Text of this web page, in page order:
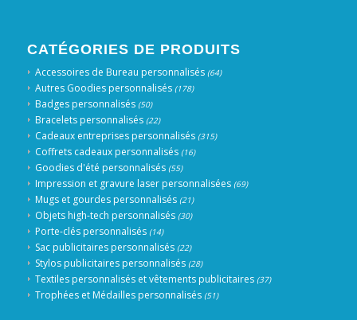
CATÉGORIES DE PRODUITS
Accessoires de Bureau personnalisés (64)
Autres Goodies personnalisés (178)
Badges personnalisés (50)
Bracelets personnalisés (22)
Cadeaux entreprises personnalisés (315)
Coffrets cadeaux personnalisés (16)
Goodies d'été personnalisés (55)
Impression et gravure laser personnalisées (69)
Mugs et gourdes personnalisés (21)
Objets high-tech personnalisés (30)
Porte-clés personnalisés (14)
Sac publicitaires personnalisés (22)
Stylos publicitaires personnalisés (28)
Textiles personnalisés et vêtements publicitaires (37)
Trophées et Médailles personnalisés (51)